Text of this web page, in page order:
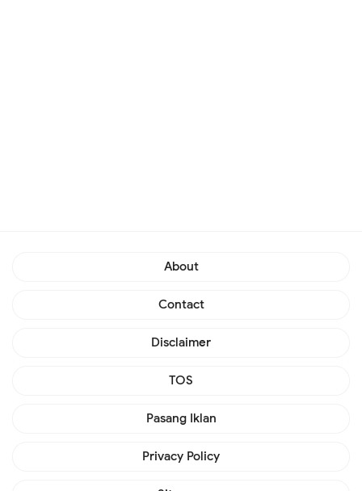
About
Contact
Disclaimer
TOS
Pasang Iklan
Privacy Policy